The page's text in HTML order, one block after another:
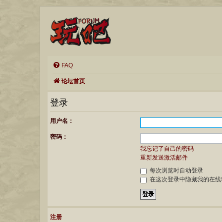
FAQ
论坛首页
登录
用户名：
密码：
我忘记了自己的密码
重新发送激活邮件
每次浏览时自动登录
在这次登录中隐藏我的在线
注册